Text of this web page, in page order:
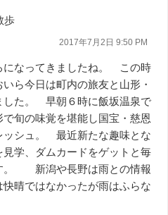
歩
2017年7月2日 9:50 PM
になってきましたね。 この時
ら今日は町内の旅友と山形・
した。 早朝６時に飯坂温泉で
旬の味覚を堪能し国宝・慈恩
ッシュ。 最近新たな趣味とな
学、ダムカードをゲットと毎
。 新潟や長野は雨との情報
晴ではなかったが雨はふらな